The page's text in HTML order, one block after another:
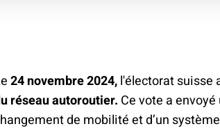
24 novembre 2024,l'électorat suisse
réseau autoroutier. Ce vote a
de mobilité et d’un